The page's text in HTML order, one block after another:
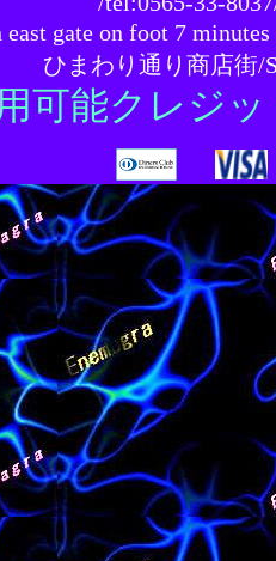
east gate on foot 7
ひまわり通り商店街/
可能クレジ